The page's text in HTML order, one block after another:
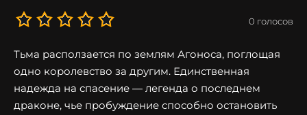
0 голосов
Тьма расползается по землям Агоноса, поглощая
одно королевство за другим. Единственная
надежда на спасение — легенда о последнем
драконе, чье пробуждение способно остановить